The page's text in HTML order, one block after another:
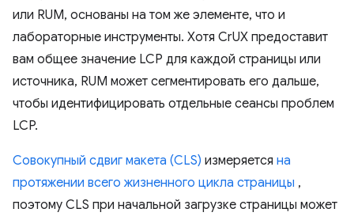
или RUM, основаны на том же элементе, что и
лабораторные инструменты. Хотя CrUX предоставит
вам общее значение LCP для каждой страницы или
источника, RUM может сегментировать его дальше,
чтобы идентифицировать отдельные сеансы проблем
LCP.
Совокупный сдвиг макета (CLS) измеряется на
протяжении всего жизненного цикла страницы ,
поэтому CLS при начальной загрузке страницы может